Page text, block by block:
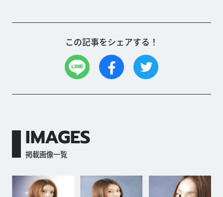
この記事をシェアする！
IMAGES
掲載画像一覧